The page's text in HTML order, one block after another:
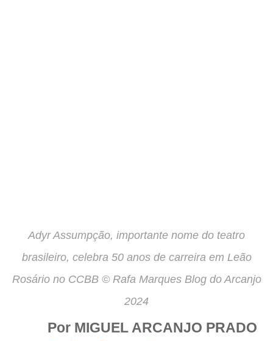
Adyr Assumpção, importante nome do teatro
brasileiro, celebra 50 anos de carreira em Leão
Rosário no CCBB © Rafa Marques Blog do Arcanjo
2024
Por MIGUEL ARCANJO PRADO